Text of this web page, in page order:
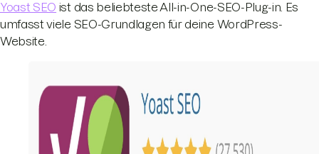
Yoast SEO ist das beliebteste All-in-One-SEO-Plug-in. Es
umfasst viele SEO-Grundlagen für deine WordPress-
Website.